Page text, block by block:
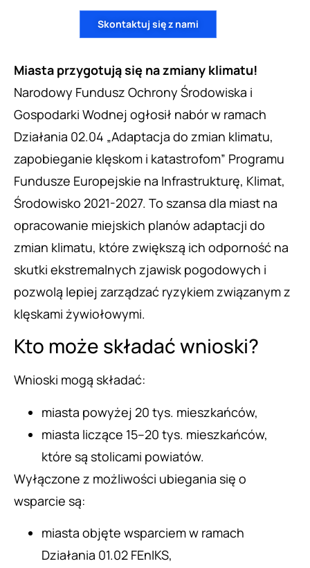
Skontaktuj się z nami
Miasta przygotują się na zmiany klimatu!
Narodowy Fundusz Ochrony Środowiska i
Gospodarki Wodnej ogłosił nabór w ramach
Działania 02.04 „Adaptacja do zmian klimatu,
zapobieganie klęskom i katastrofom” Programu
Fundusze Europejskie na Infrastrukturę, Klimat,
Środowisko 2021-2027. To szansa dla miast na
opracowanie miejskich planów adaptacji do
zmian klimatu, które zwiększą ich odporność na
skutki ekstremalnych zjawisk pogodowych i
pozwolą lepiej zarządzać ryzykiem związanym z
klęskami żywiołowymi.
Kto może składać wnioski?
Wnioski mogą składać:
miasta powyżej 20 tys. mieszkańców,
miasta liczące 15–20 tys. mieszkańców,
które są stolicami powiatów.
Wyłączone z możliwości ubiegania się o
wsparcie są:
miasta objęte wsparciem w ramach
Działania 01.02 FEnIKS,